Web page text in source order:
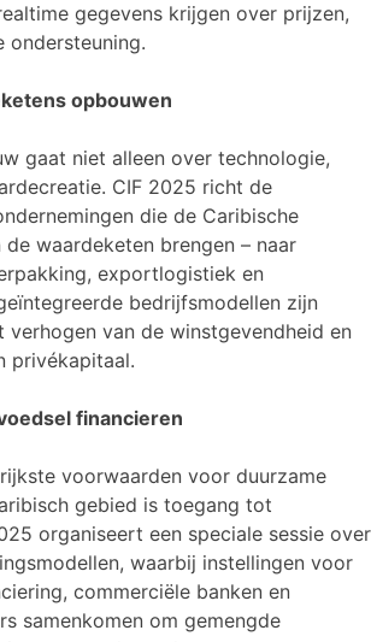
gegevens krijgen over prijzen,
ondersteuning.
opbouwen
gaat niet alleen over technologie,
CIF 2025 richt de
die de Caribische
waardeketen brengen – naar
exportlogistiek en
bedrijfsmodellen zijn
verhogen van de winstgevendheid en
privékapitaal.
financieren
voorwaarden voor duurzame
gebied is toegang tot
organiseert een speciale sessie over
waarbij instellingen voor
commerciële banken en
samenkomen om gemengde